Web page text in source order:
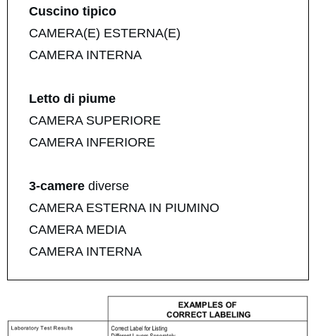
Cuscino tipico
CAMERA(E) ESTERNA(E)
CAMERA INTERNA
Letto di piume
CAMERA SUPERIORE
CAMERA INFERIORE
3-camere diverse
CAMERA ESTERNA IN PIUMINO
CAMERA MEDIA
CAMERA INTERNA